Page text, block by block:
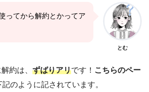
ってから解約とかってア
とむ
約は、 ずばりアリです！ こちらのペー
のように記されています。